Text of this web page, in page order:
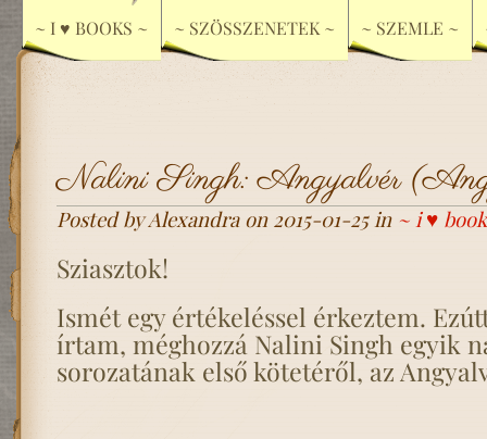
~ I ♥ BOOKS ~ ~ SZÖSSZENETEK ~ ~ SZEMLE ~
Nalini Singh: Angyalvér
Posted by Alexandra on 2015-01-25 in ~ i ♥
Sziasztok!
Ismét egy értékeléssel érkeztem.
írtam, méghozzá Nalini Singh egyik
sorozatának első kötetéről, az